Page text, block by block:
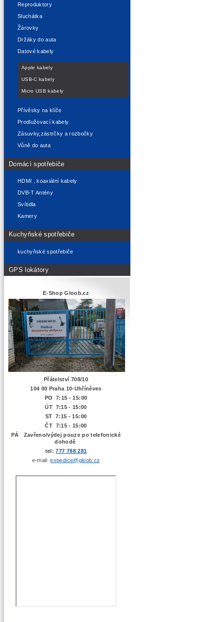
Reproduktory
Sluchátka
Žárovky
Držáky do auta
Datové kabely
Apple kabely
USB-C kabely
Micro USB kabely
Přívěsky na klíče
Prodlužovací kabely
Zásuvky,zástrčky a rozbočky
Vůně do auta
Domácí spotřebiče
HDMI , koaxiální kabely
DVB-T Antény
Svítidla
Kamery
Kuchyňské spotřebiče
kuchyňské spotřebiče
GPS lokátory
E-Shop Gloob.cz
Přátelství 708/10
104 00 Praha 10-Uhříněves
PO 7:15 - 15:00
ÚT 7:15 - 15:00
ST 7:15 - 15:00
ČT 7:15 - 15:00
PÁ Zavřeno/výdej pouze po telefonické
dohodě
tel:777 788 281
e-mail:expedice@gloob.cz